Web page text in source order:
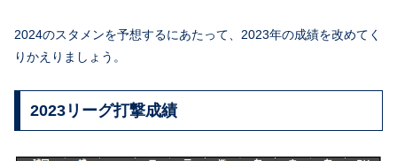
2024のスタメンを予想するにあたって、2023年の成績を改めてく
りかえりましょう。
2023リーグ打撃成績